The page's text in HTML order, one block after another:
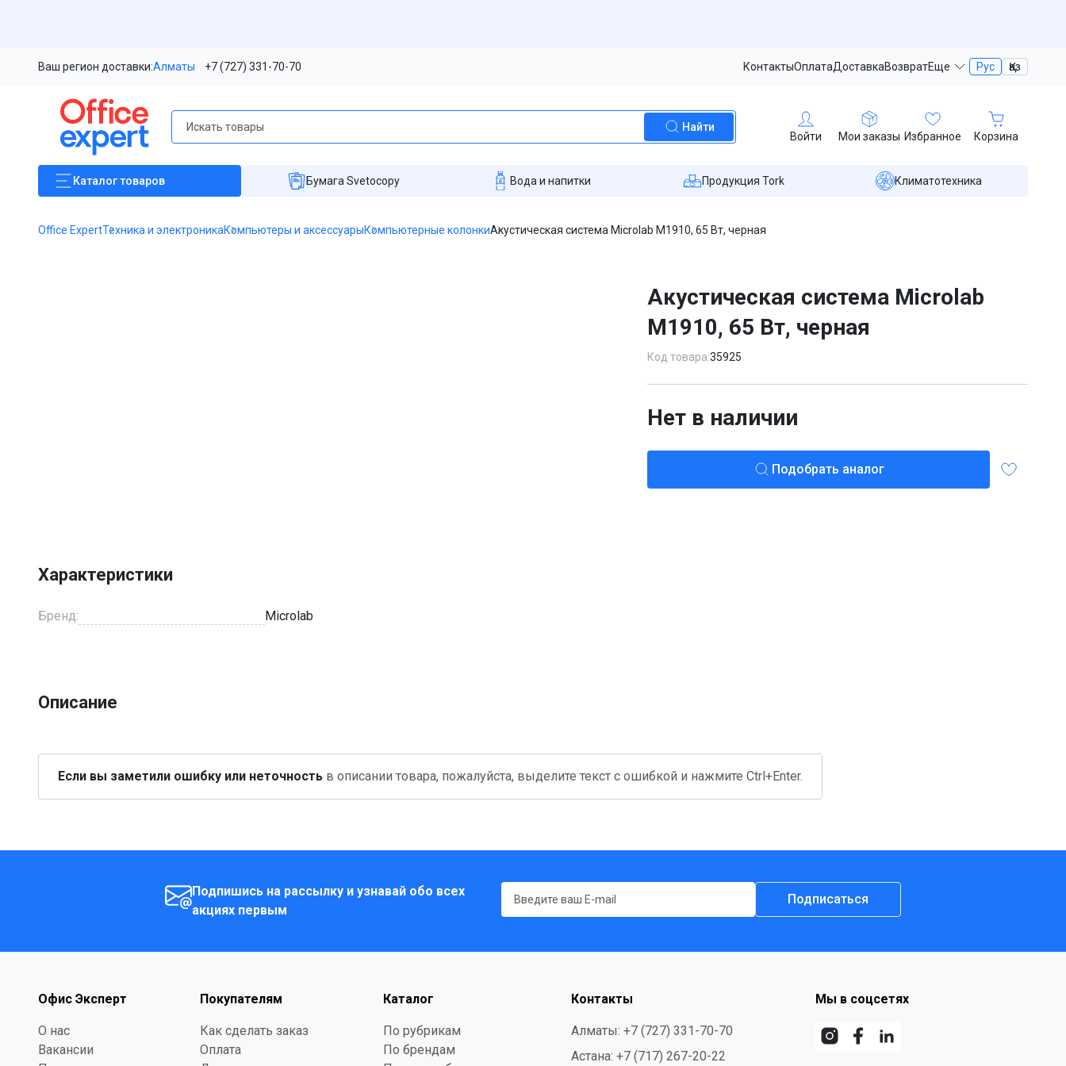
Ваш регион доставки:Алматы +7 (727) 331-70-70 КонтактыОплатаДоставкаВозвратЕще Рус Қаз
Найти
Войти Мои заказы Избранное Корзина
Каталогтоваров Бумага Svetocopy Вода и напитки Продукция Tork Климатотехника
Office ExpertТехника и электроникаКомпьютеры и аксессуарыКомпьютерные колонкиАкустическая система Microlab M1910, 65 Вт, черная
Акустическая система Microlab
M1910, 65 Вт, черная
Код товара:35925
Нет в наличии
Подобрать аналог
Характеристики
Бренд: Microlab
Описание
Если вы заметили ошибку или неточность в описании товара, пожалуйста, выделите текст с ошибкой и нажмите Ctrl+Enter.
Подпишись на рассылку и узнавай обо всех
акциях первым
Подписаться
Офис Эксперт
О нас
Вакансии
Покупателям
Как сделать заказ
Оплата
Каталог
По рубрикам
По брендам
Контакты
Алматы: +7 (727) 331-70-70
Астана: +7 (717) 267-20-22
Мы в соцсетях